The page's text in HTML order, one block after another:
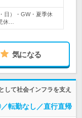
日）・GW・夏季休
休…
気になる
して社会インフラを支え
転勤なし／直行直帰